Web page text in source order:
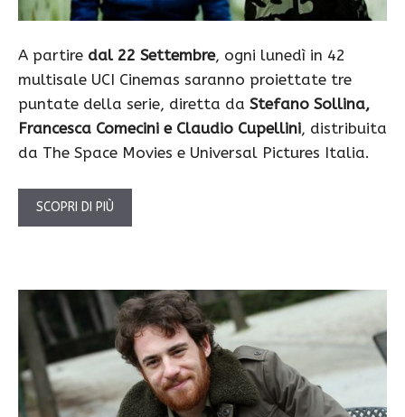
A partire dal 22 Settembre, ogni lunedì in 42
multisale UCI Cinemas saranno proiettate tre
puntate della serie, diretta da Stefano Sollina,
Francesca Comecini e Claudio Cupellini, distribuita
da The Space Movies e Universal Pictures Italia.
SCOPRI DI PIÙ